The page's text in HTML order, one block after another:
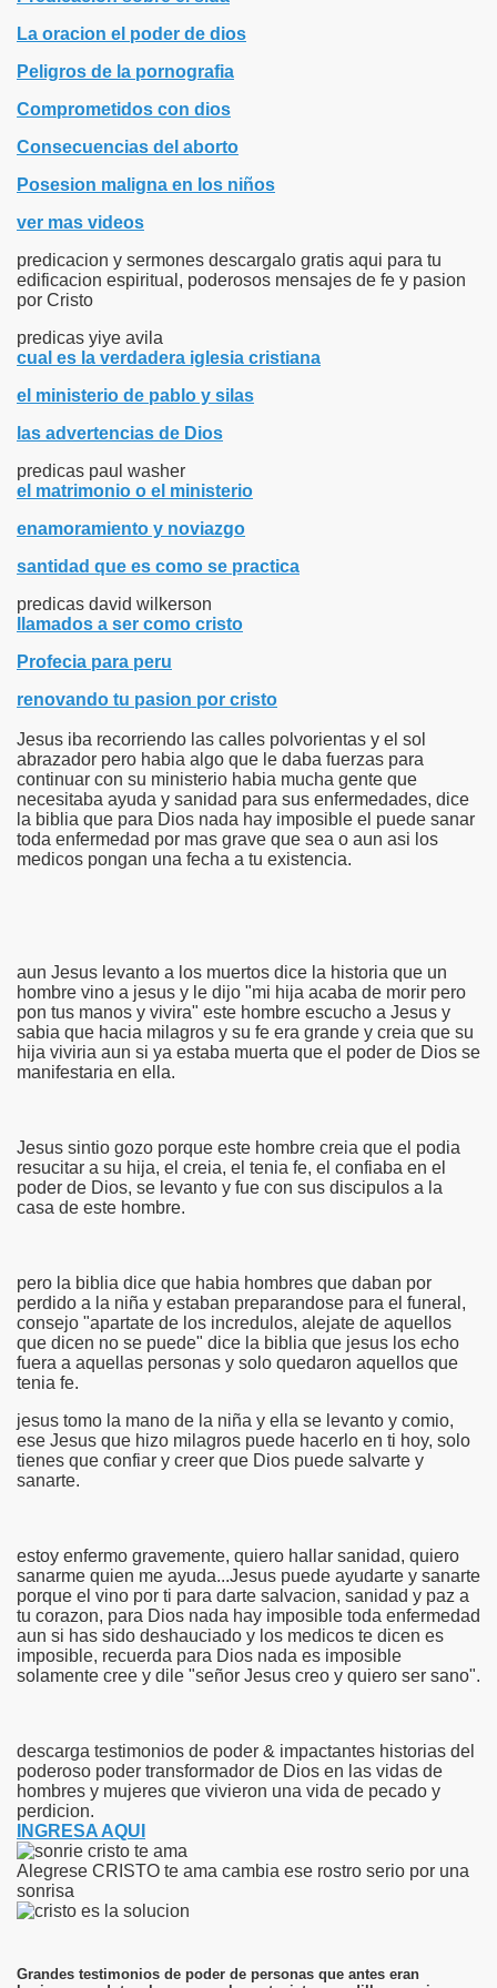
La oracion el poder de dios
Peligros de la pornografia
Comprometidos con dios
Consecuencias del aborto
Posesion maligna en los niños
ver mas videos
predicacion y sermones descargalo gratis aqui para tu
edificacion espiritual, poderosos mensajes de fe y pasion
por Cristo
predicas yiye avila
cual es la verdadera iglesia cristiana
el ministerio de pablo y silas
las advertencias de Dios
predicas paul washer
el matrimonio o el ministerio
enamoramiento y noviazgo
santidad que es como se practica
predicas david wilkerson
llamados a ser como cristo
Profecia para peru
renovando tu pasion por cristo
Jesus iba recorriendo las calles polvorientas y el sol
abrazador pero habia algo que le daba fuerzas para
continuar con su ministerio habia mucha gente que
necesitaba ayuda y sanidad para sus enfermedades, dice
la biblia que para Dios nada hay imposible el puede sanar
toda enfermedad por mas grave que sea o aun asi los
medicos pongan una fecha a tu existencia.
aun Jesus levanto a los muertos dice la historia que un
hombre vino a jesus y le dijo "mi hija acaba de morir pero
pon tus manos y vivira" este hombre escucho a Jesus y
sabia que hacia milagros y su fe era grande y creia que su
hija viviria aun si ya estaba muerta que el poder de Dios se
manifestaria en ella.
Jesus sintio gozo porque este hombre creia que el podia
resucitar a su hija, el creia, el tenia fe, el confiaba en el
poder de Dios, se levanto y fue con sus discipulos a la
casa de este hombre.
pero la biblia dice que habia hombres que daban por
perdido a la niña y estaban preparandose para el funeral,
consejo "apartate de los incredulos, alejate de aquellos
que dicen no se puede" dice la biblia que jesus los echo
fuera a aquellas personas y solo quedaron aquellos que
tenia fe.
jesus tomo la mano de la niña y ella se levanto y comio,
ese Jesus que hizo milagros puede hacerlo en ti hoy, solo
tienes que confiar y creer que Dios puede salvarte y
sanarte.
estoy enfermo gravemente, quiero hallar sanidad, quiero
sanarme quien me ayuda...Jesus puede ayudarte y sanarte
porque el vino por ti para darte salvacion, sanidad y paz a
tu corazon, para Dios nada hay imposible toda enfermedad
aun si has sido deshauciado y los medicos te dicen es
imposible, recuerda para Dios nada es imposible
solamente cree y dile "señor Jesus creo y quiero ser sano".
descarga testimonios de poder & impactantes historias del
poderoso poder transformador de Dios en las vidas de
hombres y mujeres que vivieron una vida de pecado y
perdicion.
INGRESA AQUI
Alegrese CRISTO te ama cambia ese rostro serio por una
sonrisa
Grandes testimonios de poder de personas que antes eran